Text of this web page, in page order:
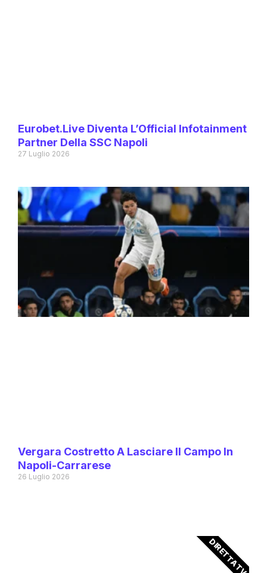
Eurobet.live Diventa L’Official Infotainment
Partner Della SSC Napoli
27 Luglio 2026
Vergara Costretto A Lasciare Il Campo In
Napoli-Carrarese
26 Luglio 2026
DIRETTA TV